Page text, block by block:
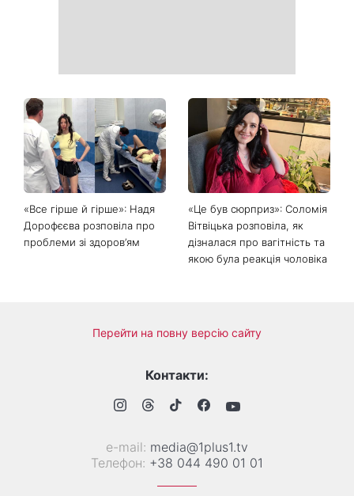
«Все гірше й гірше»: Надя
Дорофєєва розповіла про
проблеми зі здоров’ям
«Це був сюрприз»: Соломія
Вітвіцька розповіла, як
дізналася про вагітність та
якою була реакція чоловіка
Перейти на повну версію сайту
Контакти:
е-mail: media@1plus1.tv
Телефон: +38 044 490 01 01